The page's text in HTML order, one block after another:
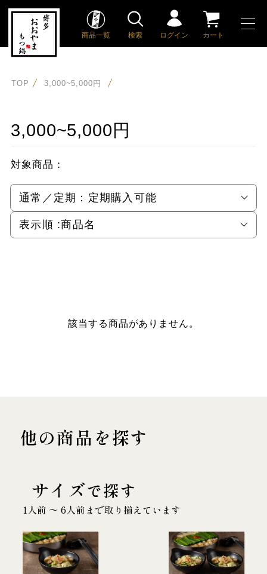
商品一覧 検索 ログイン カート
TOP 3,000~5,000円
3,000~5,000円
対象商品：
通常／定期： 定期購入可能
表示順 :商品名
該当する商品がありません。
他の商品を探す
サイズで探す
1人前 〜 6人前まで取り揃えています